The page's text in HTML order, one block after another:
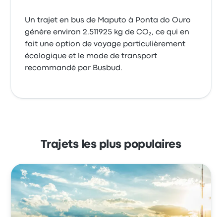
Un trajet en bus de Maputo à Ponta do Ouro
génère environ 2.511925 kg de CO₂, ce qui en
fait une option de voyage particulièrement
écologique et le mode de transport
recommandé par Busbud.
Trajets les plus populaires